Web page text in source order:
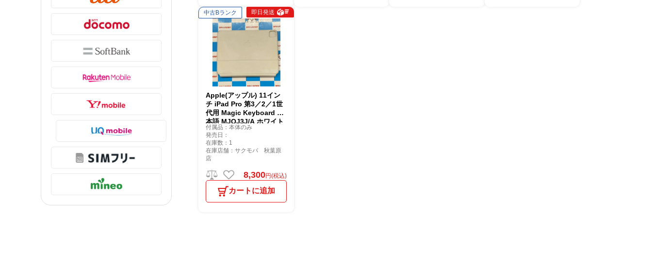
中古Bランク 即日発送
Apple(アップル) 11イン
チ iPad Pro 第3／2／1世
代用 Magic Keyboard 日
本語 MJQJ3J/A ホワイト
付属品：本体のみ
発売日：
在庫数：1
在庫店舗：サクモバ 秋葉原
店
8,300円(税込)
カートに追加